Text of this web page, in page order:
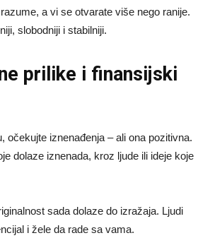
a vi se otvarate više nego ranije.
slobodniji i stabilniji.
prilike i finansijski
očekujte iznenađenja – ali ona pozitivna.
dolaze iznenada, kroz ljude ili ideje koje
sada dolaze do izražaja. Ljudi
i žele da rade sa vama.